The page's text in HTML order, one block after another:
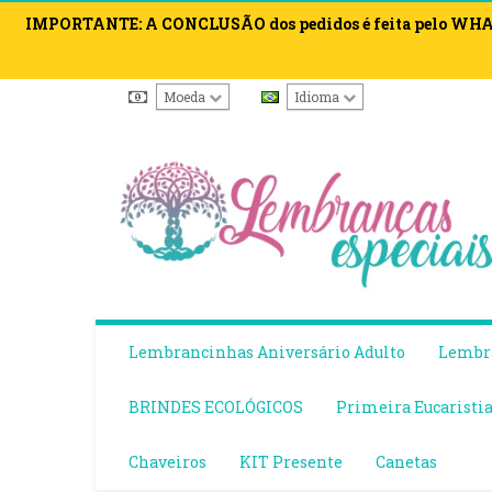
IMPORTANTE: A CONCLUSÃO dos pedidos é feita pelo
Moeda Idioma
Lembrancinhas Aniversário Adulto
BRINDES ECOLÓGICOS Primeira Eucaristia
Chaveiros KIT Presente Canetas